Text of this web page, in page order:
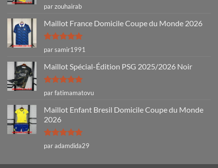
Note4
sur 5
par zouhairab
Maillot France Domicile Coupe du Monde 2026
Note5sur
5
par samir1991
Maillot Spécial-Édition PSG 2025/2026 Noir
Note5sur
5
par fatimamatovu
Maillot Enfant Bresil Domicile Coupe du Monde
2026
Note5sur
5
par adamdida29